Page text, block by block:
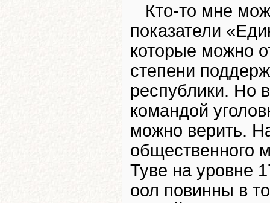
Кто-то мне
показатели
которые можно
степени
республики. Но
командой
можно верить.
общественного
Туве на уровне
оол повинны в